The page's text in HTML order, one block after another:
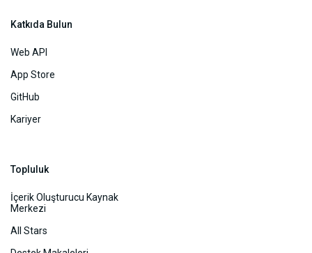
Katkıda Bulun
Web API
App Store
GitHub
Kariyer
Topluluk
İçerik Oluşturucu Kaynak
Merkezi
All Stars